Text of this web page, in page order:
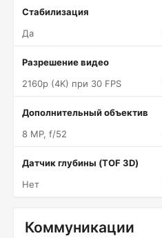
Стабилизация
Да
Разрешение видео
2160p (4K) при 30 FPS
Дополнительный объектив
8 MP, f/52
Датчик глубины (TOF 3D)
Нет
Коммуникации